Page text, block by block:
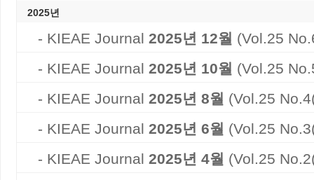
2025년
- KIEAE Journal 2025년 12월 (Vol.25
- KIEAE Journal 2025년 10월 (Vol.25
- KIEAE Journal 2025년 8월 (Vol.25
- KIEAE Journal 2025년 6월 (Vol.25
- KIEAE Journal 2025년 4월 (Vol.25